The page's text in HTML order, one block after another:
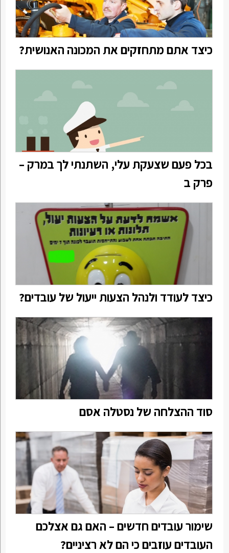
כיצד אתם מתחזקים את המכונה האנושית?
בכל פעם שצעקת עלי, השתנתי לך במרק –
פרק ב
כיצד לעודד ולנהל הצעות ייעול של עובדים?
סוד ההצלחה של נסטלה אסם
שימור עובדים חדשים – האם גם אצלכם
העובדים עוזבים כי הם לא רציניים?